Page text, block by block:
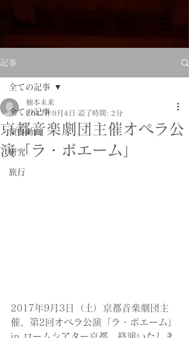
​楠本未来 Official Site
記事
全ての記事
演奏動画
研究
旅行
全ての記事
京都音楽劇団主催オペラ公
演「ラ・ボエーム」
楠本未来
2017年9月4日
読了時間: 2分
2017年9月3日（土）京都音楽劇団主
催、第2回オペラ公演「ラ・ボエーム」